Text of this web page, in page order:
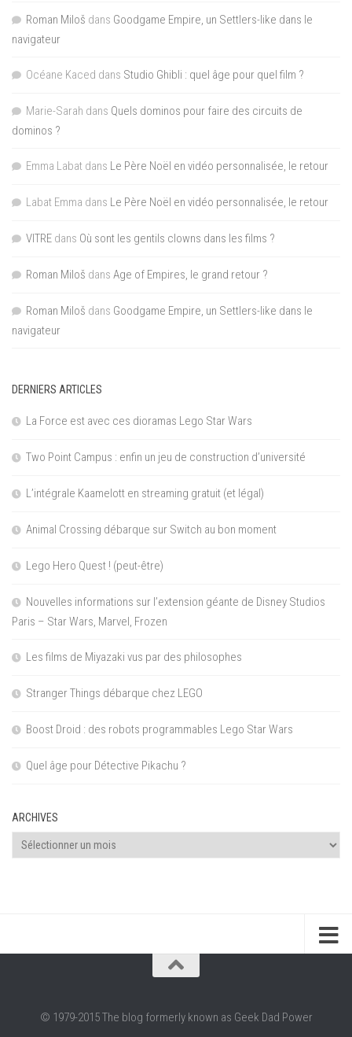
Roman Miloš dans Goodgame Empire, un Settlers-like dans le
navigateur
Océane Kaced dans Studio Ghibli : quel âge pour quel film ?
Marie-Sarah dans Quels dominos pour faire des circuits de
dominos ?
Emma Labat dans Le Père Noël en vidéo personnalisée, le retour
Labat Emma dans Le Père Noël en vidéo personnalisée, le retour
VITRE dans Où sont les gentils clowns dans les films ?
Roman Miloš dans Age of Empires, le grand retour ?
Roman Miloš dans Goodgame Empire, un Settlers-like dans le
navigateur
DERNIERS ARTICLES
La Force est avec ces dioramas Lego Star Wars
Two Point Campus : enfin un jeu de construction d’université
L’intégrale Kaamelott en streaming gratuit (et légal)
Animal Crossing débarque sur Switch au bon moment
Lego Hero Quest ! (peut-être)
Nouvelles informations sur l’extension géante de Disney Studios
Paris – Star Wars, Marvel, Frozen
Les films de Miyazaki vus par des philosophes
Stranger Things débarque chez LEGO
Boost Droid : des robots programmables Lego Star Wars
Quel âge pour Détective Pikachu ?
ARCHIVES
Archives
© 1979-2015 The blog formerly known as Geek Dad Power